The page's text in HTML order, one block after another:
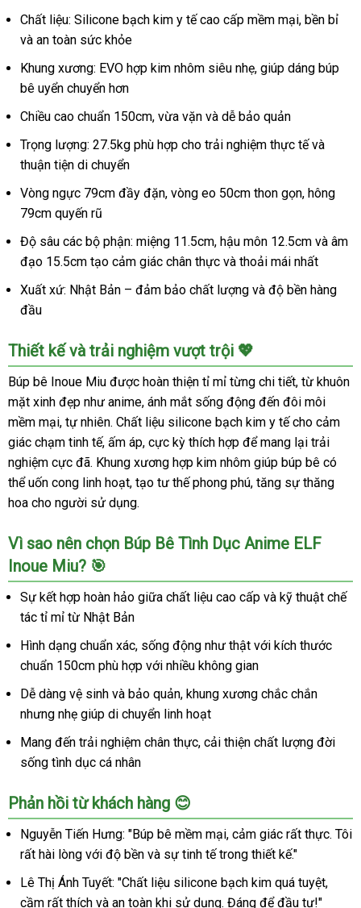
Chất liệu: Silicone bạch kim y tế cao cấp mềm mại, bền bỉ
và an toàn sức khỏe
Khung xương: EVO hợp kim nhôm siêu nhẹ, giúp dáng búp
bê uyển chuyển hơn
Chiều cao chuẩn 150cm, vừa vặn và dễ bảo quản
Trọng lượng: 27.5kg phù hợp cho trải nghiệm thực tế và
thuận tiện di chuyển
Vòng ngực 79cm đầy đặn, vòng eo 50cm thon gọn, hông
79cm quyến rũ
Độ sâu các bộ phận: miệng 11.5cm, hậu môn 12.5cm và âm
đạo 15.5cm tạo cảm giác chân thực và thoải mái nhất
Xuất xứ: Nhật Bản – đảm bảo chất lượng và độ bền hàng
đầu
Thiết kế và trải nghiệm vượt trội 💖
Búp bê Inoue Miu được hoàn thiện tỉ mỉ từng chi tiết, từ khuôn
mặt xinh đẹp như anime, ánh mắt sống động đến đôi môi
mềm mại, tự nhiên. Chất liệu silicone bạch kim y tế cho cảm
giác chạm tinh tế, ấm áp, cực kỳ thích hợp để mang lại trải
nghiệm cực đã. Khung xương hợp kim nhôm giúp búp bê có
thể uốn cong linh hoạt, tạo tư thế phong phú, tăng sự thăng
hoa cho người sử dụng.
Vì sao nên chọn Búp Bê Tình Dục Anime ELF
Inoue Miu? 🎯
Sự kết hợp hoàn hảo giữa chất liệu cao cấp và kỹ thuật chế
tác tỉ mỉ từ Nhật Bản
Hình dạng chuẩn xác, sống động như thật với kích thước
chuẩn 150cm phù hợp với nhiều không gian
Dễ dàng vệ sinh và bảo quản, khung xương chắc chắn
nhưng nhẹ giúp di chuyển linh hoạt
Mang đến trải nghiệm chân thực, cải thiện chất lượng đời
sống tình dục cá nhân
Phản hồi từ khách hàng 😊
Nguyễn Tiến Hưng: "Búp bê mềm mại, cảm giác rất thực. Tôi
rất hài lòng với độ bền và sự tinh tế trong thiết kế."
Lê Thị Ánh Tuyết: "Chất liệu silicone bạch kim quá tuyệt,
cầm rất thích và an toàn khi sử dụng. Đáng để đầu tư!"